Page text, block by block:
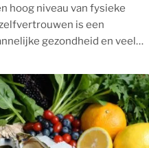
hoog niveau van fysieke
is een
gezondheid en veel…